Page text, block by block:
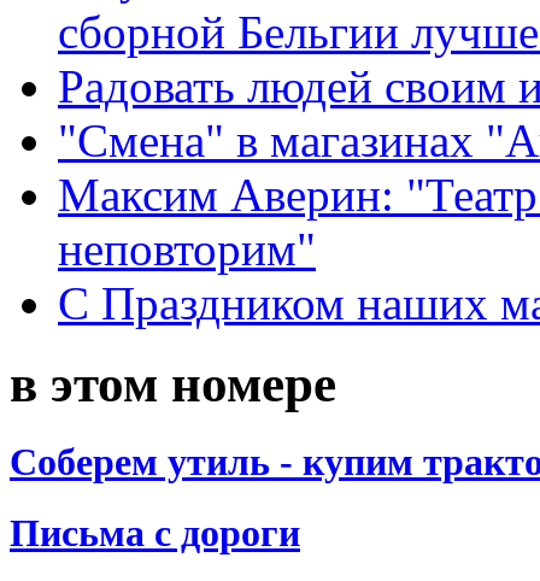
сборной Бельгии
Радовать людей своим
"Смена" в магазинах
Максим Аверин:
неповторим"
С Праздником наших
в этом номере
Соберем утиль - купим
Письма с дороги